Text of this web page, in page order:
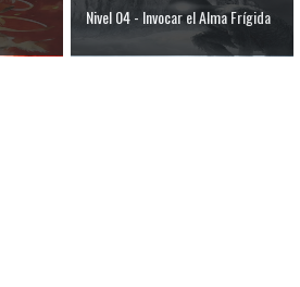
Nivel 04 - Invocar el Alma Frígida